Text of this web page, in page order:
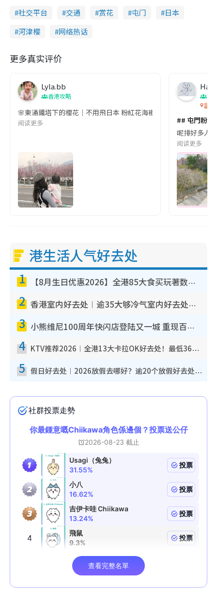
社交平台 交通 赏花 屯门
日本
河津樱
网络热话
更多真实评价
Lyla.bb
香港攻略
🌸東涌鐵塔下的櫻花｜不用飛日本 粉紅花海襯著昂坪360的鋼塔
阅读更多
親
富泰
## 屯門粉紅
呢排好多人
阅读更多
港生活人气好去处
1 【8月生日优惠2026】全港85大食买玩著数攻略 自助餐/火锅放题同行免费＋诚品/DONKI送现金券
2 香港室内好去处︱逾35大够冷气室内好去处推荐 室内活动免费避雨无惧下雨
3 小熊维尼100周年快闪店登陆又一城 重现百亩森林经典场景／独家限定盲盒登场／专属DIY香水
4 KTV推荐2026︱全港13大卡拉OK好去处！最低36元起 日语歌都有！(附地址+收费详情)
5 假日好去处︱2026放假去哪好？逾20个放假好去处郊外/秘境 休闲半日或一日游